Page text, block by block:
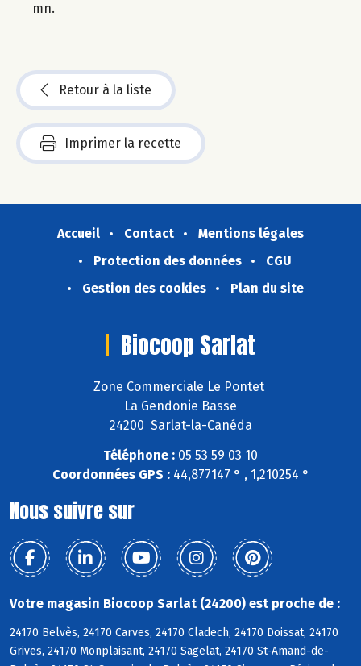
mn.
Retour à la liste
Imprimer la recette
Accueil Contact
Mentions légales
Protection des données
CGU
Gestion des cookies
Plan du site
Biocoop Sarlat
Zone Commerciale Le Pontet
La Gendonie Basse
24200 Sarlat-la-Canéda
Téléphone : 05 53 59 03 10
Coordonnées GPS :44,877147 ° , 1,210254 °
Nous suivre sur
Votre magasin Biocoop Sarlat (24200) est proche de :
24170 Belvès, 24170 Carves, 24170 Cladech, 24170 Doissat, 24170
Grives, 24170 Monplaisant, 24170 Sagelat, 24170 St-Amand-de-